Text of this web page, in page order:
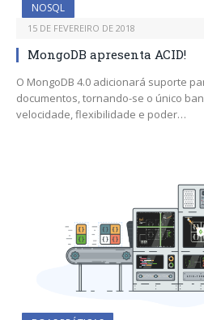
NOSQL
15 DE FEVEREIRO DE 2018
MongoDB apresenta ACID!
O MongoDB 4.0 adicionará suporte
documentos, tornando-se o único
velocidade, flexibilidade e poder…